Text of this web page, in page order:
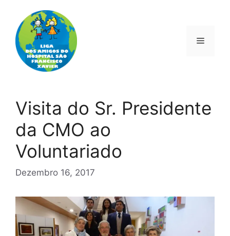
conteúdo
Menu
Visita do Sr. Presidente
da CMO ao
Voluntariado
Dezembro 16, 2017